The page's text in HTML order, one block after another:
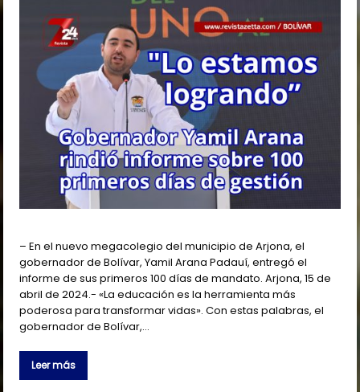
– En el nuevo megacolegio del municipio de Arjona, el
gobernador de Bolívar, Yamil Arana Padauí, entregó el
informe de sus primeros 100 días de mandato. Arjona, 15 de
abril de 2024.- «La educación es la herramienta más
poderosa para transformar vidas». Con estas palabras, el
gobernador de Bolívar,…
Leer más